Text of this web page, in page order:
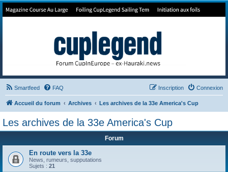
Forum de Cup In Europe
Smartfeed FAQ Connexion
Inscription
Accueil du forum Archives Les archives de la 33e America's Cup
Les archives de la 33e America's Cup
Forum
En route vers la 33e
News, rumeurs, supputations
Sujets : 21